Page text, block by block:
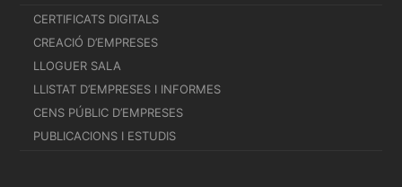
CERTIFICATS DIGITALS
CREACIÓ D’EMPRESES
LLOGUER SALA
LLISTAT D’EMPRESES I INFORMES
CENS PÚBLIC D’EMPRESES
PUBLICACIONS I ESTUDIS